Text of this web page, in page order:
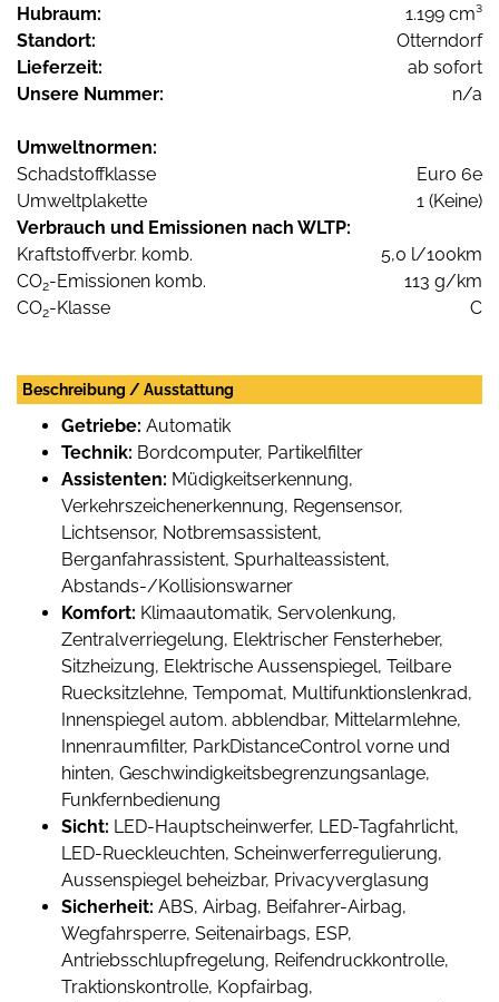
Hubraum:
1.199 cm³
Standort:
Otterndorf
Lieferzeit:
ab sofort
Unsere Nummer:
n/a
Umweltnormen:
Schadstoffklasse
Euro 6e
Umweltplakette
1 (Keine)
Verbrauch und Emissionen nach WLTP:
Kraftstoffverbr. komb.
5,0 l/100km
CO2-Emissionen komb.
113 g/km
CO2-Klasse C
Beschreibung / Ausstattung
Getriebe: Automatik
Technik: Bordcomputer, Partikelfilter
Assistenten: Müdigkeitserkennung,
Verkehrszeichenerkennung, Regensensor,
Lichtsensor, Notbremsassistent,
Berganfahrassistent, Spurhalteassistent,
Abstands-/Kollisionswarner
Komfort: Klimaautomatik, Servolenkung,
Zentralverriegelung, Elektrischer Fensterheber,
Sitzheizung, Elektrische Aussenspiegel, Teilbare
Ruecksitzlehne, Tempomat, Multifunktionslenkrad,
Innenspiegel autom. abblendbar, Mittelarmlehne,
Innenraumfilter, ParkDistanceControl vorne und
hinten, Geschwindigkeitsbegrenzungsanlage,
Funkfernbedienung
Sicht: LED-Hauptscheinwerfer, LED-Tagfahrlicht,
LED-Rueckleuchten, Scheinwerferregulierung,
Aussenspiegel beheizbar, Privacyverglasung
Sicherheit: ABS, Airbag, Beifahrer-Airbag,
Wegfahrsperre, Seitenairbags, ESP,
Antriebsschlupfregelung, Reifendruckkontrolle,
Traktionskontrolle, Kopfairbag,